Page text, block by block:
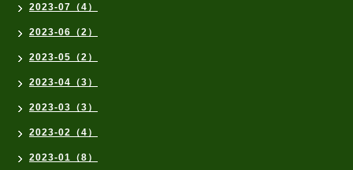
2023-07（4）
2023-06（2）
2023-05（2）
2023-04（3）
2023-03（3）
2023-02（4）
2023-01（8）